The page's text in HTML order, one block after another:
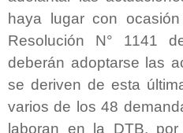
haya lugar con
Resolución N° 1141
deberán adoptarse las
se deriven de esta
varios de los 48
laboran en la DTB,